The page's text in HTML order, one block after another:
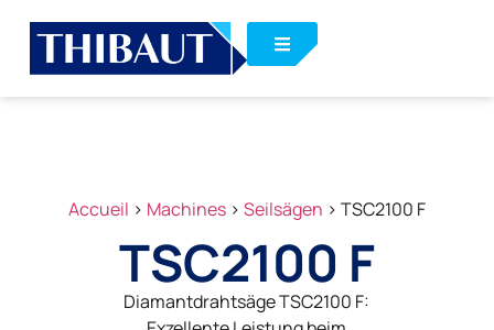
Accueil > Machines> Seilsägen > TSC2100 F
TSC2100 F
Diamantdrahtsäge TSC2100 F: